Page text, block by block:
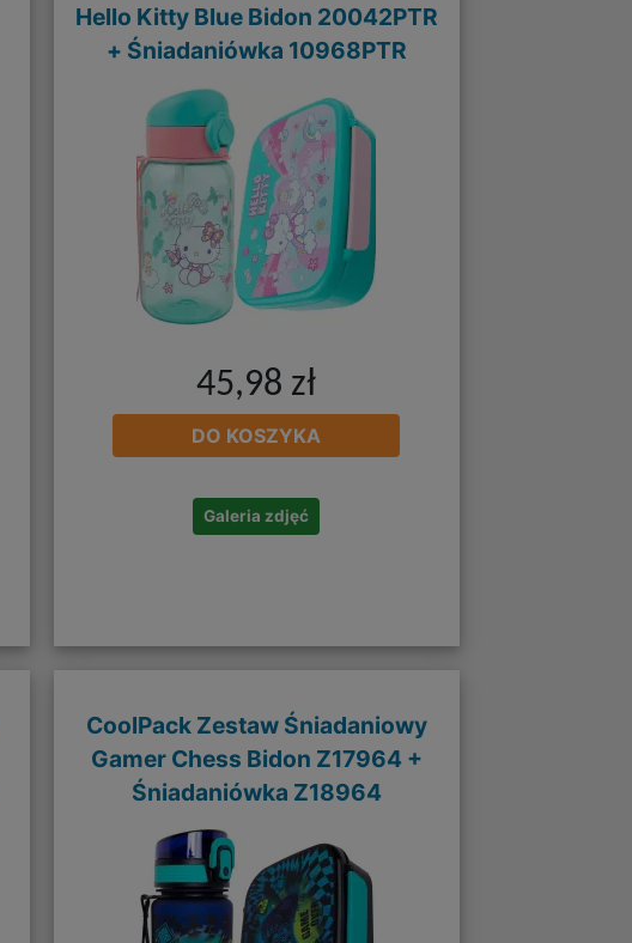
Hello Kitty Blue Bidon 20042PTR
+ Śniadaniówka 10968PTR
45,98 zł
DO KOSZYKA
Galeria zdjęć
CoolPack Zestaw Śniadaniowy
Gamer Chess Bidon Z17964 +
Śniadaniówka Z18964